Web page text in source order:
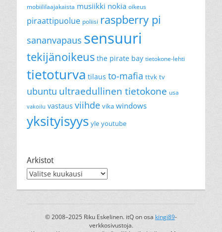
mobiililaajakaista musiikki nokia oikeus
piraattipuolue poliisi raspberry pi
sananvapaus sensuuri
tekijänoikeus the pirate bay tietokone-lehti
tietoturva tilaus to-mafia ttvk tv
ubuntu ultraedullinen tietokone usa
vakoilu vastaus viihde vika windows
yksityisyys yle youtube
Arkistot
Arkistot
© 2008–2025 Riku Eskelinen. itQ on osa kingi89-
verkkosivustoja.